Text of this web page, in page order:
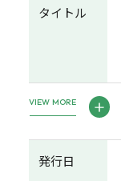
タイトル
VIEW MORE
発行日